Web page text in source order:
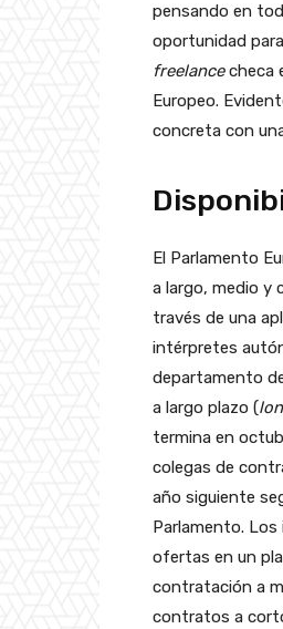
pensando en
oportunidad
freelancecheca
Europeo.
concreta con
El Parlamento
a largo, medio y
través de una
intérpretes
departamento
a largo plazo (
termina en
colegas de
año siguiente
Parlamento.
ofertas en un
contratación a
contratos a